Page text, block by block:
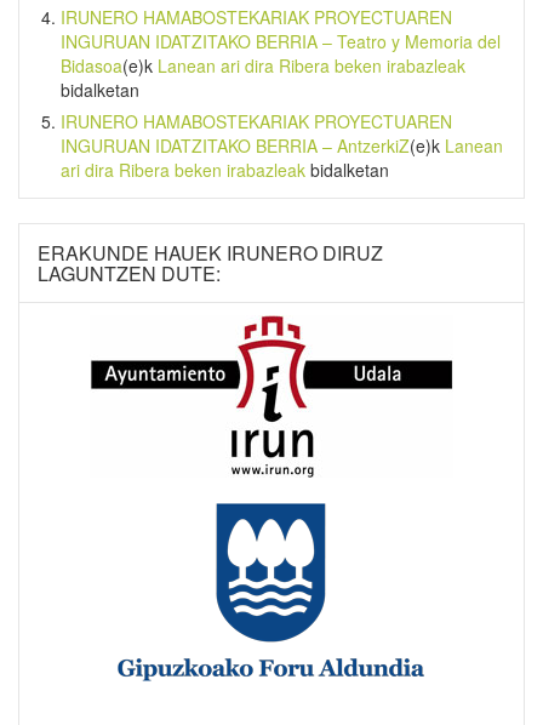
IRUNERO HAMABOSTEKARIAK PROYECTUAREN
INGURUAN IDATZITAKO BERRIA – Teatro y Memoria del
Bidasoa(e)k Lanean ari dira Ribera beken irabazleak
bidalketan
IRUNERO HAMABOSTEKARIAK PROYECTUAREN
INGURUAN IDATZITAKO BERRIA – AntzerkiZ(e)k Lanean
ari dira Ribera beken irabazleak bidalketan
ERAKUNDE HAUEK IRUNERO DIRUZ
LAGUNTZEN DUTE: